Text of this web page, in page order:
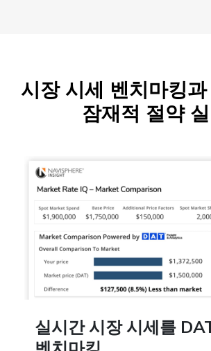
시장 시세 벤치마킹
잠재적 절약
실시간 시장 시세를